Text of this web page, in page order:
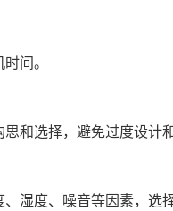
间。
和选择，避免过度设计
湿度、噪音等因素，选